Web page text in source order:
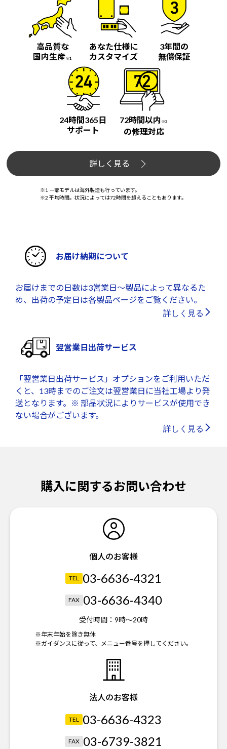
高品質な
国内生産※1
あなた仕様に
カスタマイズ
3年間の
無償保証
24時間365日
サポート
72時間以内 ※2
の修理対応
詳しく見る
※1 一部モデルは海外製造も行っています。
※2 平均時間。状況によっては72時間を超えることもあります。
お届け納期について
お届けまでの日数は3営業日～製品によって異なるた
め、出荷の予定日は各製品ページをご覧ください。
詳しく見る
翌営業日出荷サービス
「翌営業日出荷サービス」オプションをご利用いただ
くと、13時までのご注文は翌営業日に当社工場より発
送となります。※ 部品状況によりサービスが使用でき
ない場合がございます。
詳しく見る
購入に関するお問い合わせ
個人のお客様
TEL 03-6636-4321
FAX 03-6636-4340
受付時間： 9時～20時
※年末年始を除き無休
※ガイダンスに従って、メニュー番号を押してください。
法人のお客様
TEL 03-6636-4323
FAX 03-6739-3821